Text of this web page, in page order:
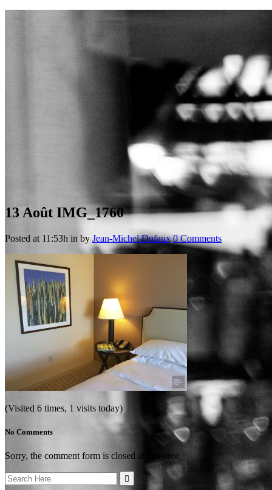
13 Août IMG_1760
Posted at 11:53h in by Jean-Michel Dufaux 0 Comments
(Visited 6 times, 1 visits today)
No Comments
Sorry, the comment form is closed at this time.
Search
for: